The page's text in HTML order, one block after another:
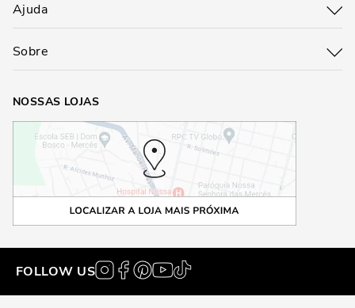
Ajuda
Sobre
NOSSAS LOJAS
FOLLOW US